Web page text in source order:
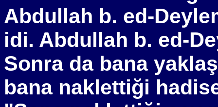
Abdullah b. ed-
idi. Abdullah b. ed-
Sonra da bana
bana naklettiği